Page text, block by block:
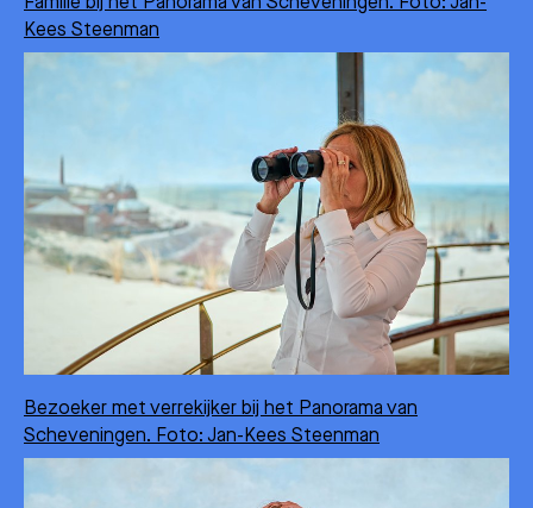
Kees Steenman
Bezoeker met verrekijker bij het Panorama van
Scheveningen. Foto: Jan-Kees Steenman